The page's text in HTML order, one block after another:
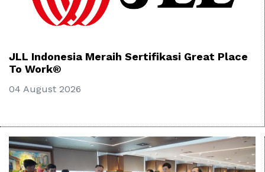
JLL Indonesia Meraih Sertifikasi Great Place
To Work®
04 August 2026